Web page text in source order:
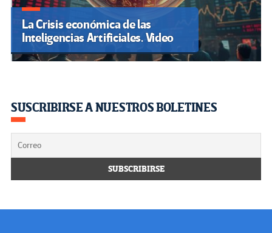
La Crisis económica de las
Inteligencias Artificiales. Video
SUSCRIBIRSE A NUESTROS BOLETINES